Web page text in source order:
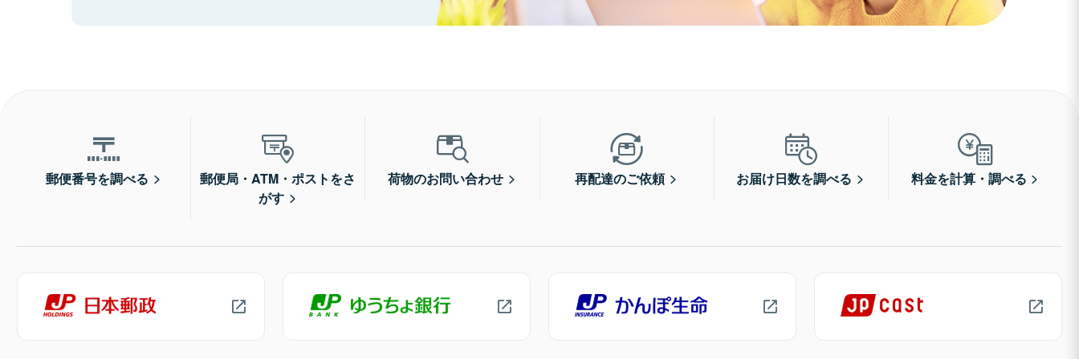
郵便番号を調べる
郵便局・ATM・ポストをさ
がす
荷物のお問い合わせ 再配達のご依頼 お届け日数を調べる 料金を計算・調べる